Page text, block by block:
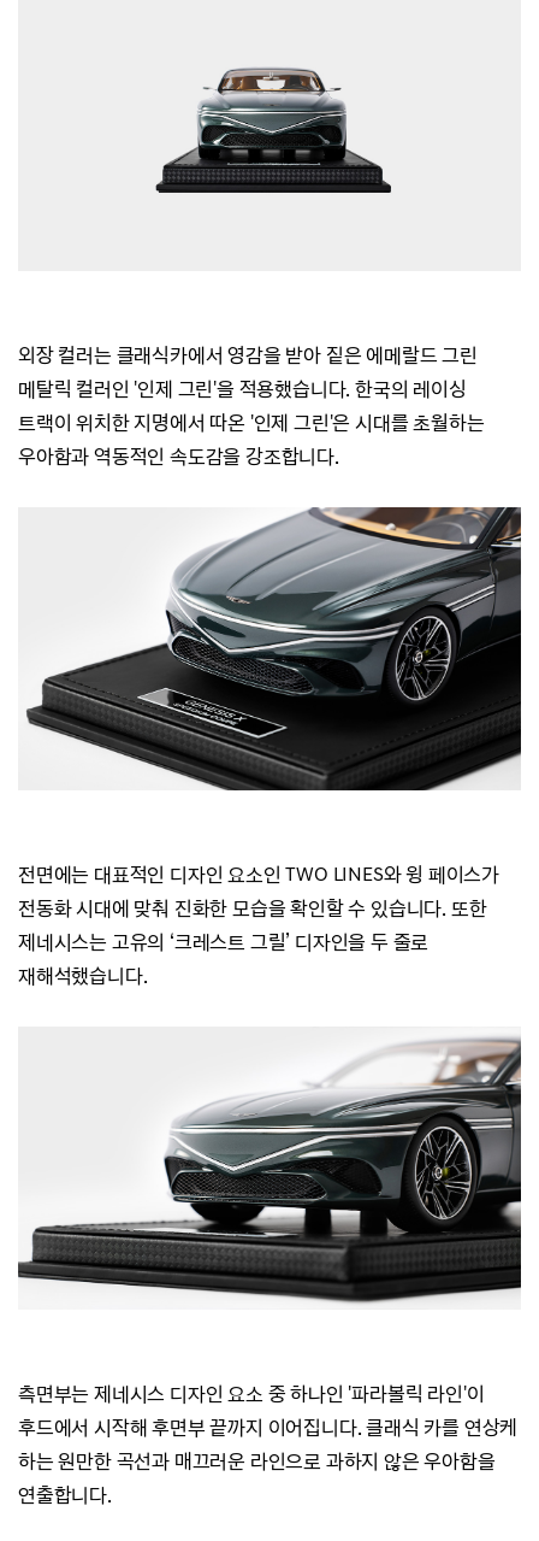
외장 컬러는 클래식카에서 영감을 받아 짙은 에메랄드 그린
메탈릭 컬러인 '인제 그린'을 적용했습니다. 한국의 레이싱
트랙이 위치한 지명에서 따온 '인제 그린'은 시대를 초월하는
우아함과 역동적인 속도감을 강조합니다.
전면에는 대표적인 디자인 요소인TWO LINES와 윙 페이스가
전동화 시대에 맞춰 진화한 모습을 확인할 수 있습니다. 또한
제네시스는 고유의 ‘크레스트 그릴’ 디자인을 두 줄로
재해석했습니다.
측면부는 제네시스 디자인 요소 중 하나인 '파라볼릭 라인'이
후드에서 시작해 후면부 끝까지 이어집니다.클래식 카를 연상케
하는 원만한 곡선과 매끄러운 라인으로 과하지 않은 우아함을
연출합니다.